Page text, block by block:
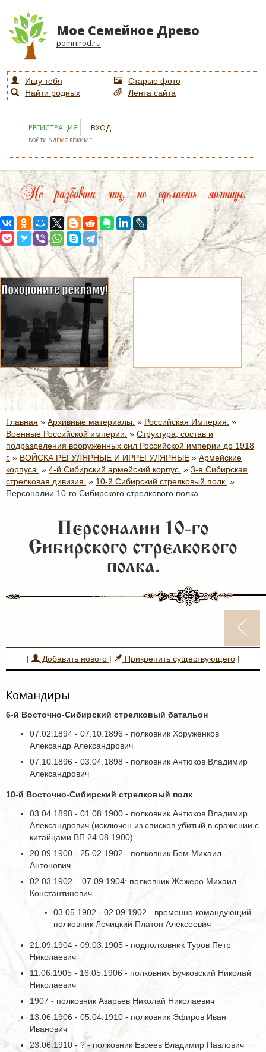
Мое Семейное Древо
pomnirod.ru
Ищу тебя
Старые фото
Найти родных
Лента сайта
РЕГИСТРАЦИЯ ВХОД
ВОЙТИ ВДЕМО РЕЖИМЕ
Не разбивши яиц, не сделаешь яичницы.
Главная » Архивные материалы. » Российская Империя. »
Военные Российской империи. » Структура, состав и
подразделения вооруженных сил Российской империи до 1918
г. » ВОЙСКА РЕГУЛЯРНЫЕ И ИРРЕГУЛЯРНЫЕ » Армейские
корпуса. » 4-й Сибирский армейский корпус. » 3-я Сибирская
стрелковая дивизия. » 10-й Сибирский стрелковый полк. »
Персоналии 10-го Сибирского стрелкового полка.
Персоналии 10-го
Сибирского стрелкового
полка.
| Добавить нового | Прикрепить существующего|
Командиры
6-й Восточно-Сибирский стрелковый батальон
07.02.1894 - 07.10.1896 - полковник Хоруженков
Александр Александрович
07.10.1896 - 03.04.1898 - полковник Антюков Владимир
Александрович
10-й Восточно-Сибирский стрелковый полк
03.04.1898 - 01.08.1900 - полковник Антюков Владимир
Александрович (исключен из списков убитый в сражении с
китайцами ВП 24.08.1900)
20.09.1900 - 25.02.1902 - полковник Бем Михаил
Антонович
02.03.1902 – 07.09.1904: полковник Жежеро Михаил
Константинович
03.05.1902 - 02.09.1902 - временно командующий
полковник Лечицкий Платон Алексеевич
21.09.1904 - 09.03.1905 - подполковник Туров Петр
Николаевич
11.06.1905 - 16.05.1906 - полковник Бучковский Николай
Николаевич
1907 - полковник Азарьев Николай Николаевич
13.06.1906 - 05.04.1910 - полковник Эфиров Иван
Иванович
23.06.1910 - ? - полковник Евсеев Владимир Павлович